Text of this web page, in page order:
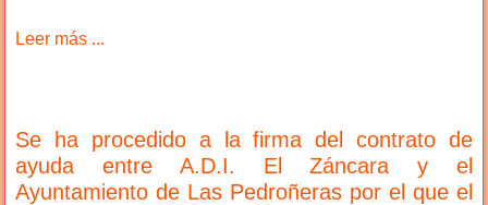
Leer más ...
Se ha procedido a la firma del contrato de
ayuda entre A.D.I. El Záncara y el
Ayuntamiento de Las Pedroñeras por el que el